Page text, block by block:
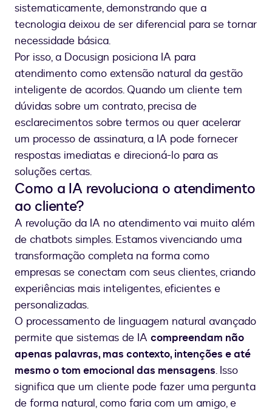
sistematicamente, demonstrando que a
tecnologia deixou de ser diferencial para se tornar
necessidade básica.
Por isso, a Docusign posiciona IA para
atendimento como extensão natural da gestão
inteligente de acordos. Quando um cliente tem
dúvidas sobre um contrato, precisa de
esclarecimentos sobre termos ou quer acelerar
um processo de assinatura, a IA pode fornecer
respostas imediatas e direcioná-lo para as
soluções certas.
Como a IA revoluciona o atendimento
ao cliente?
A revolução da IA no atendimento vai muito além
de chatbots simples. Estamos vivenciando uma
transformação completa na forma como
empresas se conectam com seus clientes, criando
experiências mais inteligentes, eficientes e
personalizadas.
O processamento de linguagem natural avançado
permite que sistemas de IA compreendam não
apenas palavras, mas contexto, intenções e até
mesmo o tom emocional das mensagens. Isso
significa que um cliente pode fazer uma pergunta
de forma natural, como faria com um amigo, e